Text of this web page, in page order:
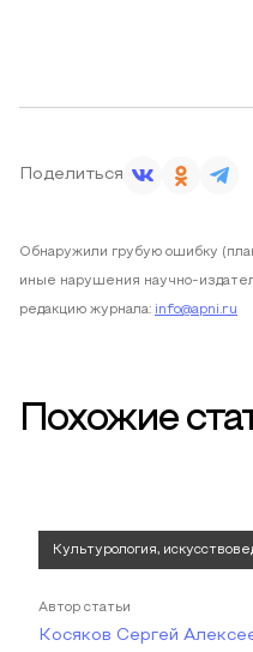
Поделиться
Обнаружили грубую ошибку
иные нарушения научно-
редакцию журнала: info@apni.ru
Похожие
Культурология,
Автор статьи
Косяков Сергей